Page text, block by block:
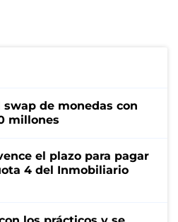
de monedas con
millones
el plazo para pagar
4 del Inmobiliario